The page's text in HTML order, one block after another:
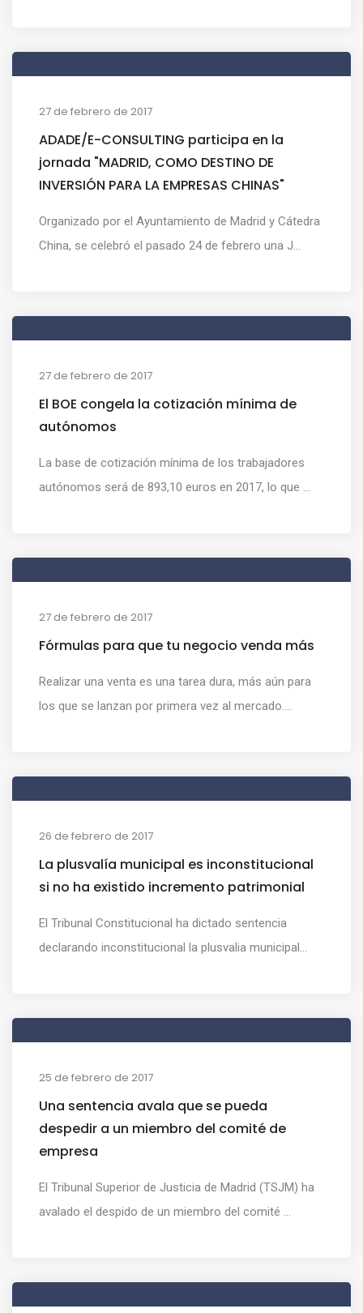
27 de febrero de 2017
ADADE/E-CONSULTING participa en la
jornada "MADRID, COMO DESTINO DE
INVERSIÓN PARA LA EMPRESAS CHINAS"
Organizado por el Ayuntamiento de Madrid y Cátedra
China, se celebró el pasado 24 de febrero una J...
27 de febrero de 2017
El BOE congela la cotización mínima de
autónomos
La base de cotización mínima de los trabajadores
autónomos será de 893,10 euros en 2017, lo que ...
27 de febrero de 2017
Fórmulas para que tu negocio venda más
Realizar una venta es una tarea dura, más aún para
los que se lanzan por primera vez al mercado....
26 de febrero de 2017
La plusvalía municipal es inconstitucional
si no ha existido incremento patrimonial
El Tribunal Constitucional ha dictado sentencia
declarando inconstitucional la plusvalia municipal...
25 de febrero de 2017
Una sentencia avala que se pueda
despedir a un miembro del comité de
empresa
El Tribunal Superior de Justicia de Madrid (TSJM) ha
avalado el despido de un miembro del comité ...